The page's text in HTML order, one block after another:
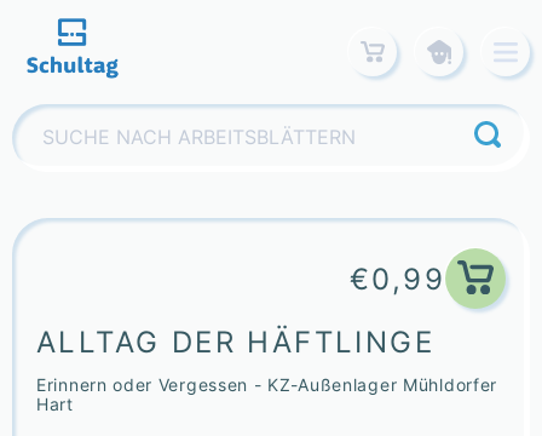
content
Suchen
nach:
€0,99
ALLTAG DER HÄFTLINGE
Erinnern oder Vergessen - KZ-Außenlager Mühldorfer
Hart